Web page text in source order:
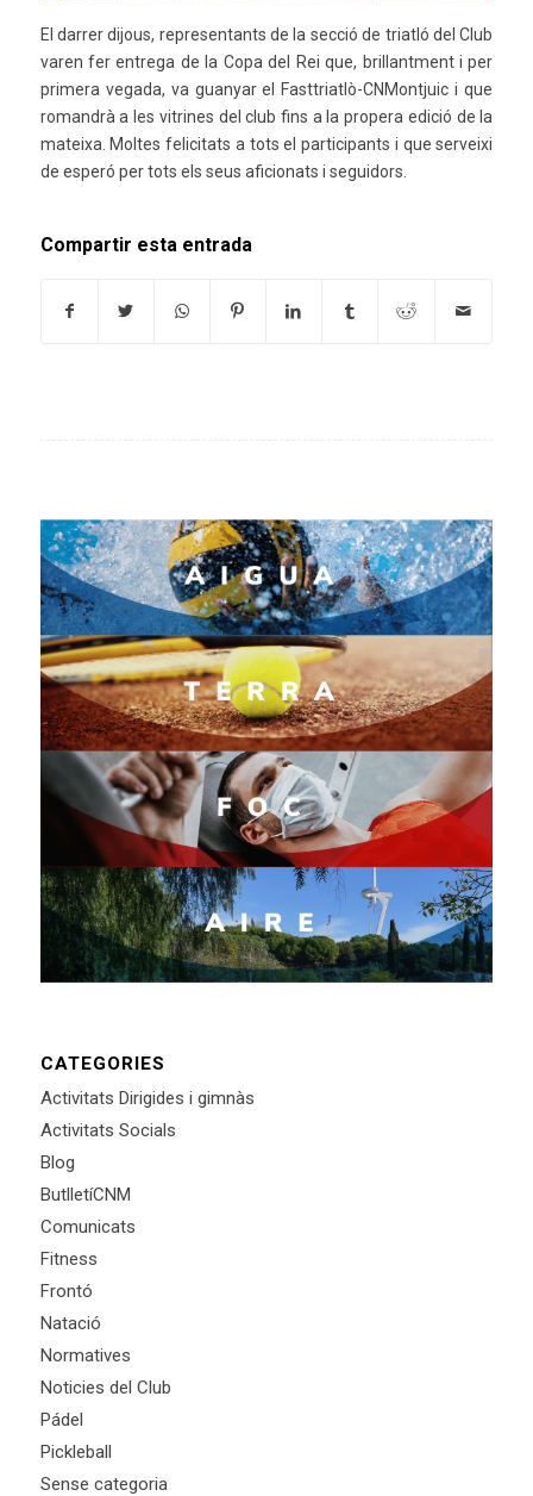
El darrer dijous, representants de la secció de triatló del Club
varen fer entrega de la Copa del Rei que, brillantment i per
primera vegada, va guanyar el Fasttriatlò-CNMontjuic i que
romandrà a les vitrines del club fins a la propera edició de la
mateixa. Moltes felicitats a tots el participants i que serveixi
de esperó per tots els seus aficionats i seguidors.
Compartir esta entrada
CATEGORIES
Activitats Dirigides i gimnàs
Activitats Socials
Blog
ButlletíCNM
Comunicats
Fitness
Frontó
Natació
Normatives
Noticies del Club
Pádel
Pickleball
Sense categoria